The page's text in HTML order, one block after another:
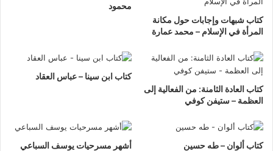
كتاب شبهات وإجابات حول مكانة
المرأة في الإسلام – محمد عمارة
محمود
كتاب العادة الثامنة: من الفعالية إلى
العظمة – ستيفن كوفي
كتاب ابن سينا – عباس العقاد
كتاب ألوان – طه حسين أشهر مسرحيات يوسف السباعي